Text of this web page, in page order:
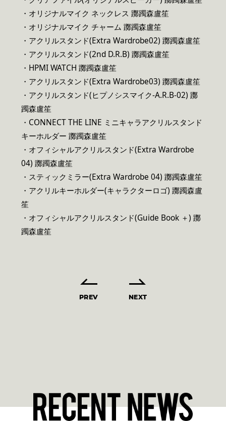
・オリジナルマイク ネックレス 躑躅森盧笙
・オリジナルマイク チャーム 躑躅森盧笙
・アクリルスタンド(Extra Wardrobe02) 躑躅森盧笙
・アクリルスタンド(2nd D.R.B) 躑躅森盧笙
・HPMI WATCH 躑躅森盧笙
・アクリルスタンド(Extra Wardrobe03) 躑躅森盧笙
・アクリルスタンド(ヒプノシスマイク-A.R.B-02) 躑
躅森盧笙
・CONNECT THE LINE ミニキャラアクリルスタンド
キーホルダー 躑躅森盧笙
・オフィシャルアクリルスタンド(Extra Wardrobe
04) 躑躅森盧笙
・スティックミラー(Extra Wardrobe 04) 躑躅森盧笙
・アクリルキーホルダー(キャラクターロゴ) 躑躅森盧
笙
・オフィシャルアクリルスタンド(Guide Book ＋) 躑
躅森盧笙
PREV NEXT